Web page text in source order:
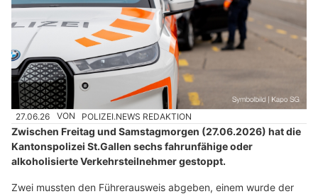
27.06.26 VON POLIZEI.NEWS REDAKTION
Zwischen Freitag und Samstagmorgen (27.06.2026) hat die
Kantonspolizei St.Gallen sechs fahrunfähige oder
alkoholisierte Verkehrsteilnehmer gestoppt.
Zwei mussten den Führerausweis abgeben, einem wurde der